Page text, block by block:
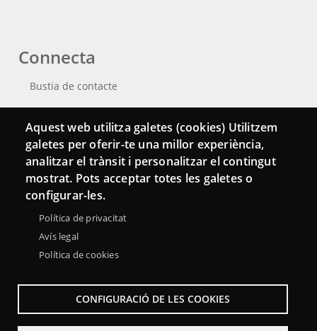
Connecta
Bustia de contacte
Aquest web utilitza galetes (cookies) Utilitzem
galetes per oferir-te una millor experiència,
analitzar el trànsit i personalitzar el contingut
mostrat. Pots acceptar totes les galetes o
configurar-les.
Política de privacitat
Avís legal
Política de cookies
CONFIGURACIÓ DE LES COOKIES
Footer
Sobre la Xarxa Punttic Avís legal
Accessibilitat
Mapa web